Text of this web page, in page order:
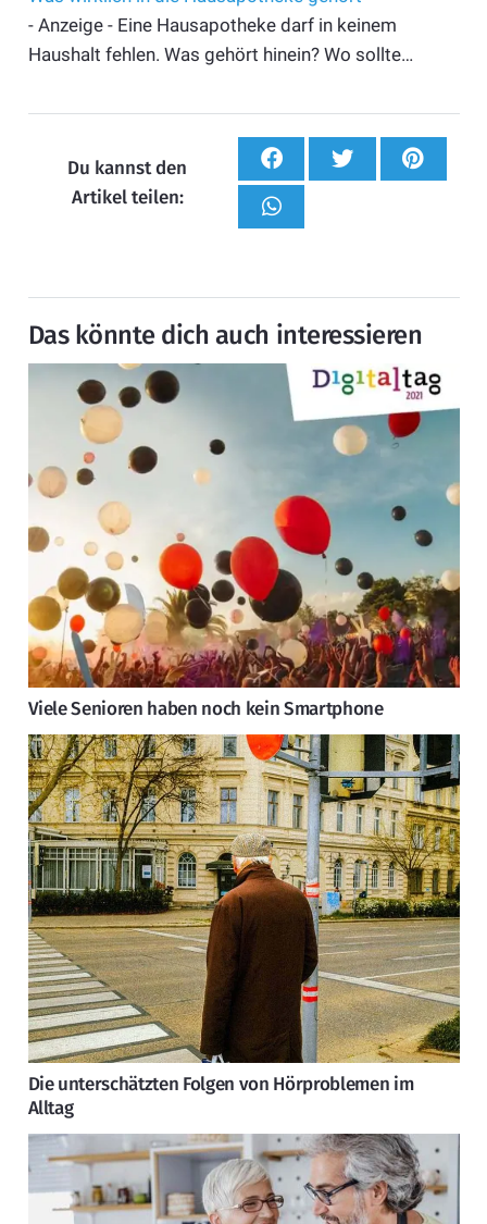
- Anzeige - Eine Hausapotheke darf in keinem
Haushalt fehlen. Was gehört hinein? Wo sollte…
Du kannst den
Artikel teilen:
Das könnte dich auch interessieren
Viele Senioren haben noch kein Smartphone
Die unterschätzten Folgen von Hörproblemen im
Alltag